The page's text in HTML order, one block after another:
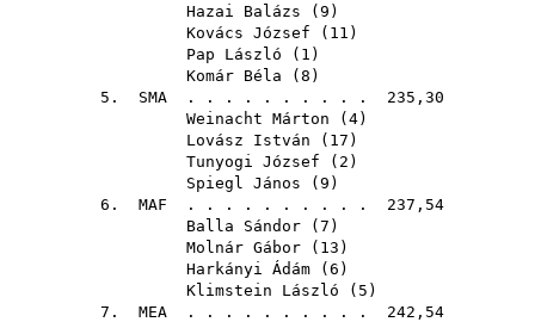
Hazai Balázs ( 9 )
Kovács József ( 11 )
Pap László ( 1 )
Komár Béla ( 8 )
5. SMA . . . . . . . . . . 235,30
Weinacht Márton ( 4)
Lovász István ( 17 )
Tunyogi József ( 2 )
Spiegl János ( 9 )
6. MAF . . . . . . . . . . 237,54
Balla Sándor ( 7 )
Molnár Gábor ( 13 )
Harkányi Ádám ( 6 )
Klimstein László ( 5 )
7. MEA . . . . . . . . . . 242,54